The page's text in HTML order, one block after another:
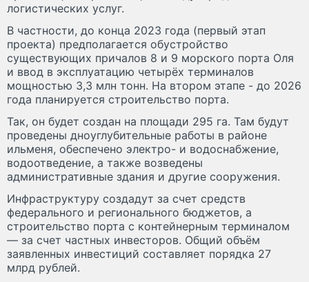
логистических услуг.
В частности, до конца 2023 года (первый этап
проекта) предполагается обустройство
существующих причалов 8 и 9 морского порта Оля
и ввод в эксплуатацию четырёх терминалов
мощностью 3,3 млн тонн. На втором этапе - до 2026
года планируется строительство порта.
Так, он будет создан на площади 295 га. Там будут
проведены дноуглубительные работы в районе
ильменя, обеспечено электро- и водоснабжение,
водоотведение, а также возведены
административные здания и другие сооружения.
Инфраструктуру создадут за счет средств
федерального и регионального бюджетов, а
строительство порта с контейнерным терминалом
— за счет частных инвесторов. Общий объём
заявленных инвестиций составляет порядка 27
млрд рублей.